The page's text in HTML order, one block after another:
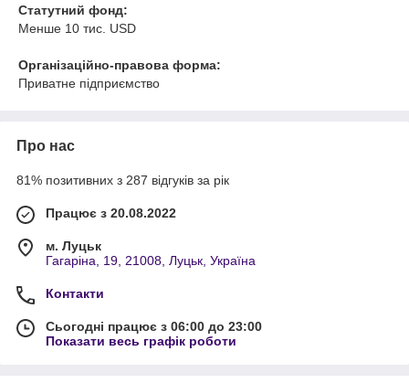
Статутний фонд:
Менше 10 тис. USD
Організаційно-правова форма:
Приватне підприємство
Про нас
81% позитивних з 287 відгуків за рік
Працює з 20.08.2022
м. Луцьк
Гагаріна, 19, 21008, Луцьк, Україна
Контакти
Сьогодні працює з 06:00 до 23:00
Показати весь графік роботи